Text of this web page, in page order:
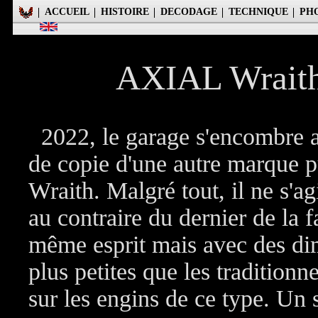
ACCUEIL HISTOIRE DECODAGE TECHNIQUE
AXIAL
2022, le garage s'encombre
de copie d'une autre marque
Wraith. Malgré tout, il ne
au contraire du dernier de la
même esprit mais avec des
plus petites que les
sur les engins de ce type. Un